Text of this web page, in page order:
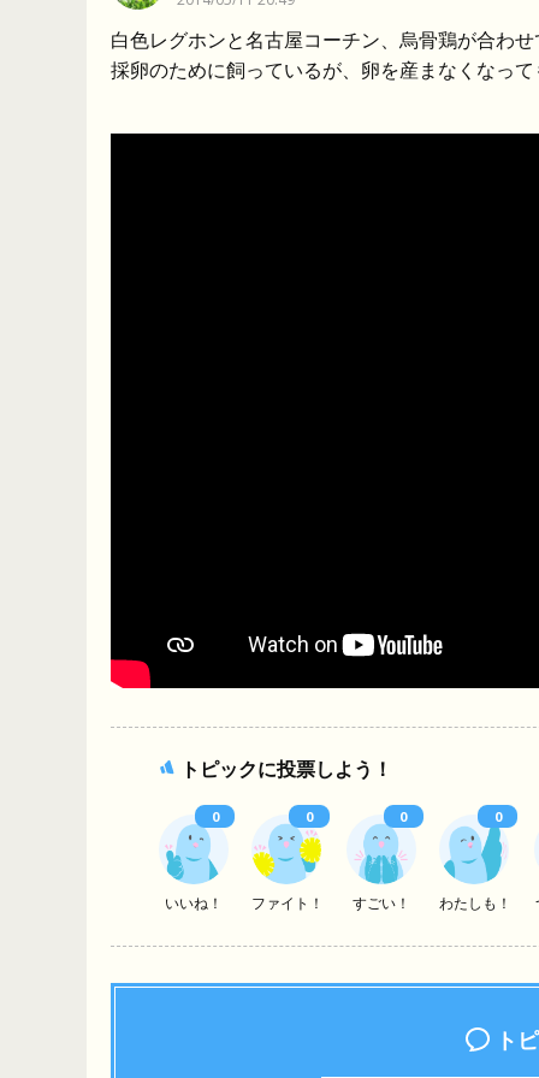
白色レグホンと名古屋コーチン、烏骨鶏が合わ
採卵のために飼っているが、卵を産まなくなっ
トピックに投票しよう！
いいね！ ファイト！ すごい！ わたしも！
0 0 0 0
ト